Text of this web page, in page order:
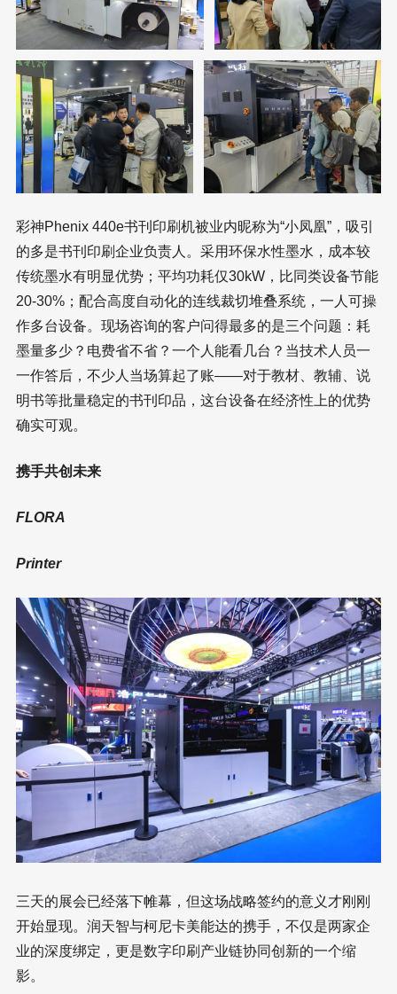
彩神Phenix 440e书刊印刷机被业内昵称为“小凤凰”，吸引
的多是书刊印刷企业负责人。采用环保水性墨水，成本较
传统墨水有明显优势；平均功耗仅30kW，比同类设备节能
20-30%；配合高度自动化的连线裁切堆叠系统，一人可操
作多台设备。现场咨询的客户问得最多的是三个问题：耗
墨量多少？电费省不省？一个人能看几台？当技术人员一
一作答后，不少人当场算起了账——对于教材、教辅、说
明书等批量稳定的书刊印品，这台设备在经济性上的优势
确实可观。
携手共创未来
FLORA
Printer
三天的展会已经落下帷幕，但这场战略签约的意义才刚刚
开始显现。润天智与柯尼卡美能达的携手，不仅是两家企
业的深度绑定，更是数字印刷产业链协同创新的一个缩
影。